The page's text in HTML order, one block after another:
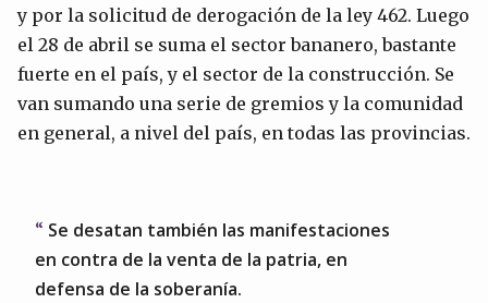
y por la solicitud de derogación de la ley 462. Luego
el 28 de abril se suma el sector bananero, bastante
fuerte en el país, y el sector de la construcción. Se
van sumando una serie de gremios y la comunidad
en general, a nivel del país, en todas las provincias.
Se desatan también las manifestaciones
en contra de la venta de la patria, en
defensa de la soberanía.